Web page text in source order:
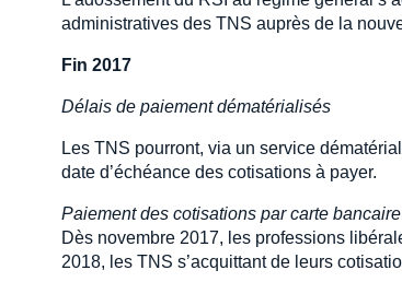
administratives des TNS auprès de la
Fin 2017
Délais de paiement dématérialisés
Les TNS pourront, via un service
date d’échéance des cotisations à payer.
Paiement des cotisations par carte bancaire
Dès novembre 2017, les professions
2018, les TNS s’acquittant de leurs